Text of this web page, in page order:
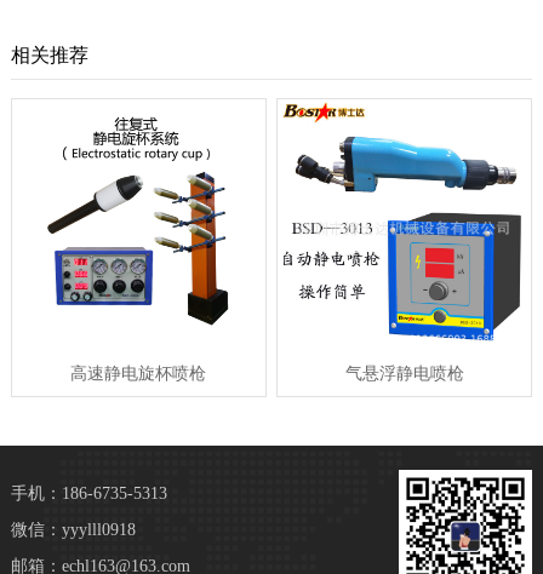
相关推荐
高速静电旋杯喷枪 气悬浮静电喷枪
手机：186-6735-5313
微信：yyylll0918
邮箱：echl163@163.com